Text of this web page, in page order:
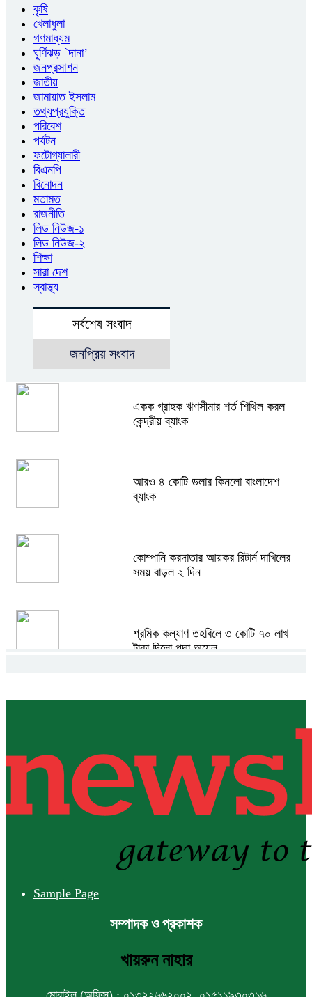
কৃষি
খেলাধুলা
গণমাধ্যম
ঘূর্ণিঝড় `দানা’
জনপ্রসাশন
জাতীয়
জামায়াত ইসলাম
তথ্যপ্রযুক্তি
পরিবেশ
পর্যটন
ফটোগ্যালারী
বিএনপি
বিনোদন
মতামত
রাজনীতি
লিড নিউজ-১
লিড নিউজ-২
শিক্ষা
সারা দেশ
স্বাস্থ্য
সর্বশেষ সংবাদ
জনপ্রিয় সংবাদ
একক গ্রাহক ঋণসীমার শর্ত শিথিল করল
কেন্দ্রীয় ব্যাংক
আরও ৪ কোটি ডলার কিনলো বাংলাদেশ
ব্যাংক
কোম্পানি করদাতার আয়কর রিটার্ন দাখিলের
সময় বাড়ল ২ দিন
শ্রমিক কল্যাণ তহবিলে ৩ কোটি ৭০ লাখ
টাকা দিলো পদ্মা অয়েল
বিশ্বের ১০০ প্রভাবশালীর তালিকায় ব্র্যাকের
নির্বাহী পরিচালক আসিফ সালেহ
একনেকে ৩৬ হাজার ৬৯৫ কোটি টাকার ৯
ইসলামী ব্যাংকের বোর্ড সভা অনুষ্ঠিত
Sample Page
সম্পাদক ও প্রকাশক
খায়রুন নাহার